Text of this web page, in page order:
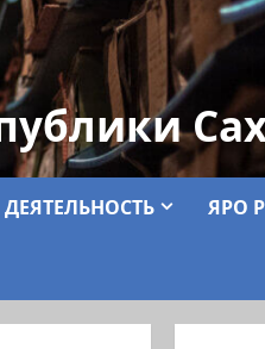
ДЕЯТЕЛЬНОСТЬ ЯРО